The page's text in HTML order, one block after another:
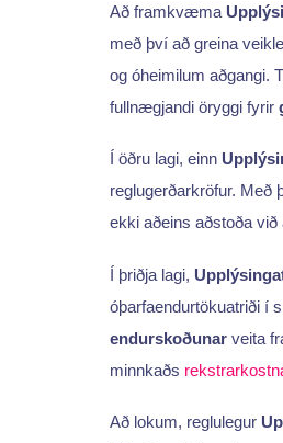
Að framkvæma
með því að greina
og óheimilum aðgangi.
fullnægjandi öryggi fyrir
Í öðru lagi, einn
reglugerðarkröfur. Með
ekki aðeins aðstoða við
Í þriðja lagi,
óþarfaendurtökuatriði í
endurskoðunarveita
minnkaðs
Að lokum, reglulegur